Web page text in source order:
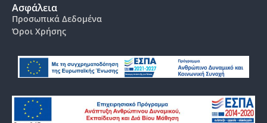
Ασφάλεια
Προσωπικά Δεδομένα
Όροι Χρήσης